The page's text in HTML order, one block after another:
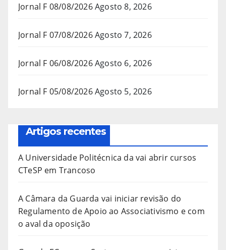
Jornal F 08/08/2026Agosto 8, 2026
Jornal F 07/08/2026Agosto 7, 2026
Jornal F 06/08/2026Agosto 6, 2026
Jornal F 05/08/2026Agosto 5, 2026
Artigos recentes
A Universidade Politécnica da vai abrir cursos
CTeSP em Trancoso
A Câmara da Guarda vai iniciar revisão do
Regulamento de Apoio ao Associativismo e com
o aval da oposição